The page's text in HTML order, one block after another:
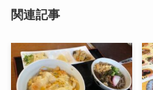
関連記事